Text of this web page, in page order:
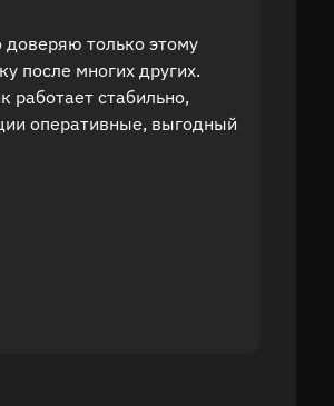
доверяю только этому
после многих других.
работает стабильно,
оперативные, выгодный